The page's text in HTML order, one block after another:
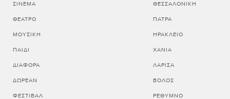
ΣΙΝΕΜΆ
ΘΈΑΤΡΟ
ΜΟΥΣΙΚΉ
ΠΑΙΔΊ
ΔΙΆΦΟΡΑ
ΔΩΡΕΆΝ
ΦΕΣΤΙΒΆΛ
ΘΕΣΣΑΛΟΝΙΚΗ
ΠΑΤΡΑ
ΗΡΑΚΛΕΙΟ
ΧΑΝΙΑ
ΛΑΡΙΣΑ
ΒΟΛΟΣ
ΡΕΘΥΜΝΟ